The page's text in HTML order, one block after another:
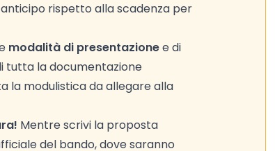
rispetto alla scadenza per
modalità di presentazionee di
tutta la documentazione
la modulistica da allegare alla
Mentre scrivi la proposta
del bando, dove saranno